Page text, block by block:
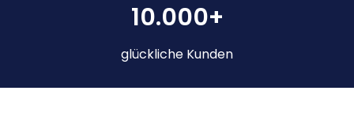
10.000+
glückliche Kunden